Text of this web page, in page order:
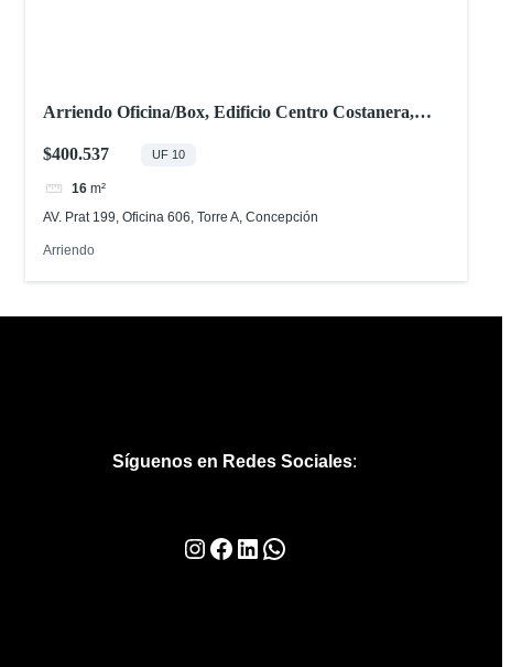
Arriendo Oficina/Box, Edificio Centro Costanera,
$400.537
UF 10
16 m²
AV. Prat 199, Oficina 606, Torre A, Concepción
Arriendo
Síguenos en Redes Sociales:
Instagram Facebook LinkedIn WhatsApp